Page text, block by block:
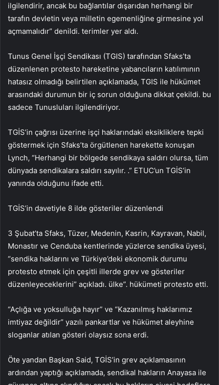
ilgilendirir, ancak bu bağlantılar dışarıdan herhangi bir
tarafın devletin veya milletin egemenliğine girmesine yol
açmamalıdır” denildi. terimler yer aldı.
Tunus Genel İşçi Sendikası (TGIS) tarafından Sfaks’ta
düzenlenen protesto hareketine yabancıların katılımının
hatasız olmadığı belirtilen açıklamada, TGIS ile hükümet
arasındaki durumun bir iç sorun olduğuna dikkat çekildi. bu
sadece Tunusluları ilgilendiriyor.
TGİS’in çağrısı üzerine işçi haklarındaki eksikliklere tepki
göstermek için Sfaks’ta örgütlenen harekette konuşan
Lynch, “Herhangi bir bölgede sendikaya saldırı olursa, tüm
dünyada sendikalara saldırı sayılır. .” ETUC’un TGİS’in
yanında olduğunu ifade etti.
TGİS’in davetiyle 8 ilde gösteriler düzenlendi
3 Şubat’ta Sfaks, Tüzer, Medenin, Kasrin, Kayravan, Nabil,
Monastır ve Cenduba kentlerinde yüzlerce sendika üyesi,
“sendika haklarını ve Türkiye’deki ekonomik durumu
protesto etmek için çeşitli illerde grev ve gösteriler
düzenleyeceklerini” açıkladı. ülke”. hükümeti protesto etti.
“Açlığa ve yoksulluğa hayır” ve “Kazanılmış haklarımız
imtiyaz değildir” yazılı pankartlar ve hükümet aleyhine
sloganlar atılan gösteri olaysız sona erdi.
Öte yandan Başkan Said, TGİS’in grev açıklamasının
ardından yaptığı açıklamada, sendikal hakların Anayasa ile